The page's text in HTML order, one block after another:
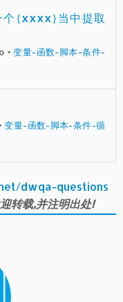
个{xxxx}当中提取
•变量-函数-脚本-条件-
变量-函数-脚本-条件-循
dwqa-questions
转载,并注明出处!